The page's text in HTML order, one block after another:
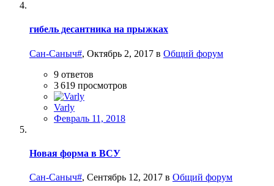
гибель десантника на прыжках
Сан-Саныч#, Октябрь 2, 2017 в Общий форум
9 ответов
3 619 просмотров
Varly
Февраль 11, 2018
Новая форма в ВСУ
Сан-Саныч#, Сентябрь 12, 2017 в Общий форум